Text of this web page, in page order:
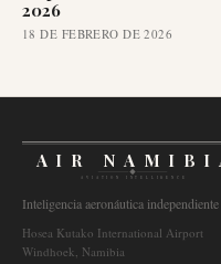
2026
18 DE FEBRERO DE 2026
AIR
AVIATION INTELLIGENCE
Inteligencia aeronáutica
Hosea Kutako International Airport
Windhoek, Namibia